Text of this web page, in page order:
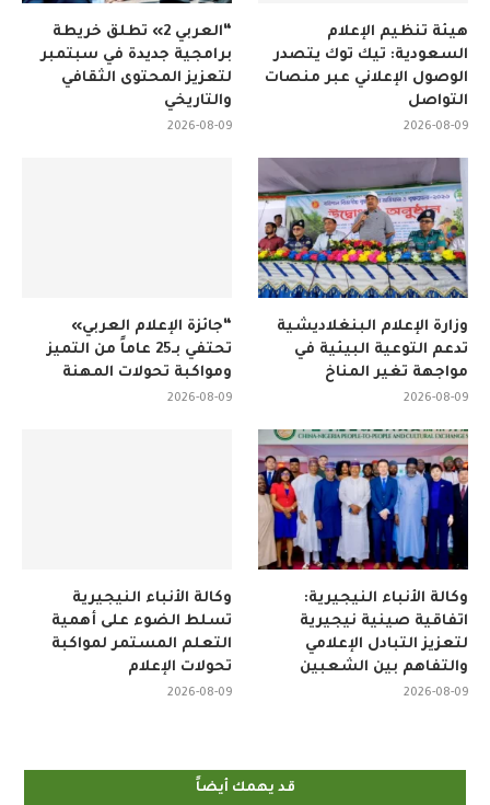
“العربي 2» تطلق خريطة
برامجية جديدة في سبتمبر
لتعزيز المحتوى الثقافي
والتاريخي
2026-08-09
هيئة تنظيم الإعلام
السعودية: تيك توك يتصدر
الوصول الإعلاني عبر منصات
التواصل
2026-08-09
“جائزة الإعلام العربي»
تحتفي بـ25 عاماً من التميز
ومواكبة تحولات المهنة
2026-08-09
وزارة الإعلام البنغلاديشية
تدعم التوعية البيئية في
مواجهة تغير المناخ
2026-08-09
وكالة الأنباء النيجيرية
تسلط الضوء على أهمية
التعلم المستمر لمواكبة
تحولات الإعلام
2026-08-09
وكالة الأنباء النيجيرية:
اتفاقية صينية نيجيرية
لتعزيز التبادل الإعلامي
والتفاهم بين الشعبين
2026-08-09
قد يهمك أيضاً